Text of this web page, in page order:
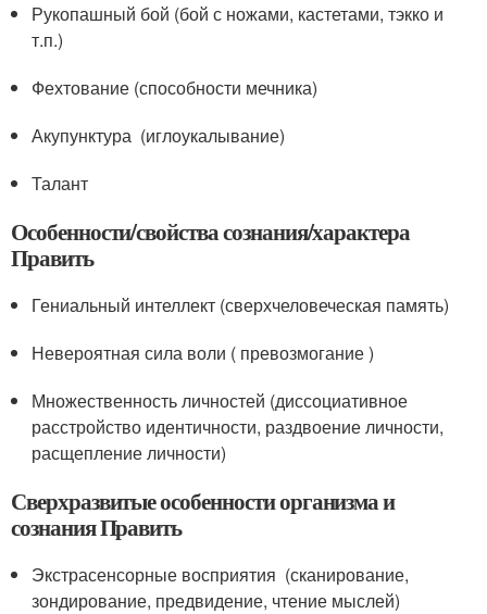
Рукопашный бой (бой с ножами, кастетами, тэкко и
т.п.)
Фехтование (способности мечника)
Акупунктура (иглоукалывание)
Талант
Особенности/свойства сознания/характера
Править
Гениальный интеллект (сверхчеловеческая память)
Невероятная сила воли ( превозмогание )
Множественность личностей (диссоциативное
расстройство идентичности, раздвоение личности,
расщепление личности)
Сверхразвитые особенности организма и
сознания Править
Экстрасенсорные восприятия (сканирование,
зондирование, предвидение, чтение мыслей)